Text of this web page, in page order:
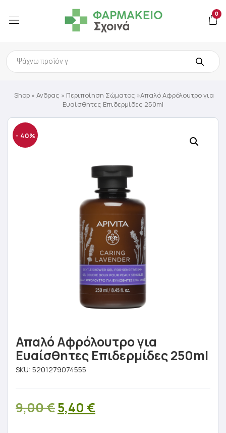
0
Products
search
Shop » Άνδρας » Περιποίηση Σώματος »Απαλό Αφρόλουτρο για
Ευαίσθητες Επιδερμίδες 250ml
- 40%
Απαλό Αφρόλουτρο για
Ευαίσθητες Επιδερμίδες 250ml
SKU: 5201279074555
9,00€Original
5,40 €Η